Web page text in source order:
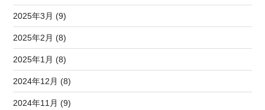
2025年3月 (9)
2025年2月 (8)
2025年1月 (8)
2024年12月 (8)
2024年11月 (9)